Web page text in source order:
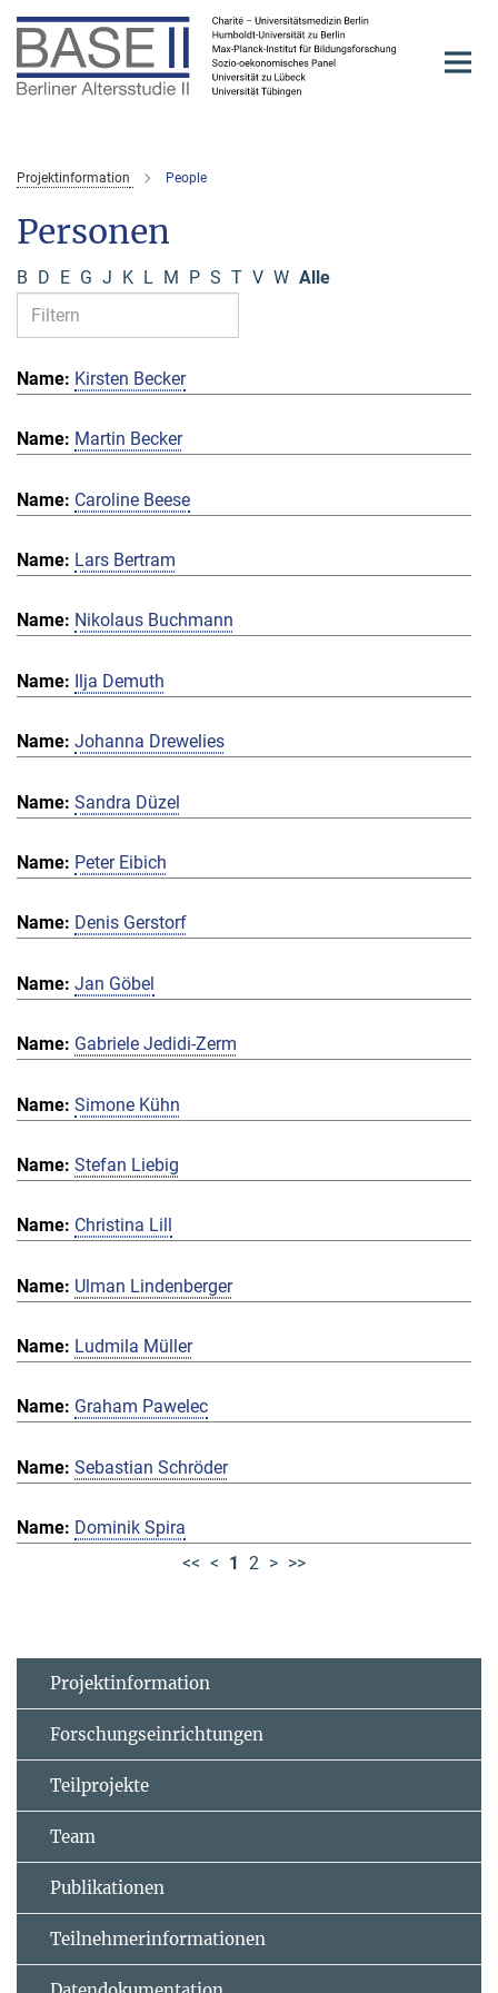
Hauptinhalt
Projektinformation People
Personen
B D E G J K L M P S T V W Alle
Kirsten Becker
Martin Becker
Caroline Beese
Lars Bertram
Nikolaus Buchmann
Ilja Demuth
Johanna Drewelies
Sandra Düzel
Peter Eibich
Denis Gerstorf
Jan Göbel
Gabriele Jedidi-Zerm
Simone Kühn
Stefan Liebig
Christina Lill
Ulman Lindenberger
Ludmila Müller
Graham Pawelec
Sebastian Schröder
Dominik Spira
<< < 1 2 > >>
Projektinformation
Forschungseinrichtungen
Teilprojekte
Team
Publikationen
Teilnehmerinformationen